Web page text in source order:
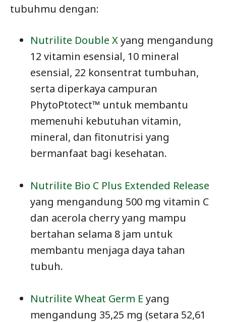
tubuhmu dengan:
Nutrilite Double Xyang mengandung
12 vitamin esensial, 10 mineral
esensial, 22 konsentrat tumbuhan,
serta diperkaya campuran
PhytoPtotect™ untuk membantu
memenuhi kebutuhan vitamin,
mineral, dan fitonutrisi yang
bermanfaat bagi kesehatan.
Nutrilite Bio C Plus Extended Release
yang mengandung 500 mg vitamin C
dan acerola cherry yang mampu
bertahan selama 8 jam untuk
membantu menjaga daya tahan
tubuh.
Nutrilite Wheat Germ E yang
mengandung 35,25 mg (setara 52,61